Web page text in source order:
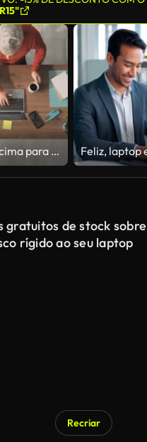
Vista de cima para baixo do homem digitando no computador portátil Zoom out novo
gratuitos de stock
rígido ao seu laptop
Recriar